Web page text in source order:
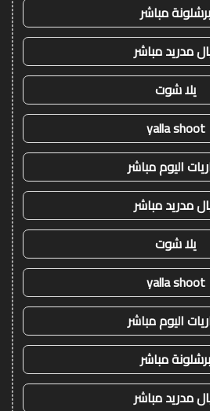
برشلونة مباشر
مدريد مباشر
يلا شوت
yalla shoot
اليوم مباشر
مدريد مباشر
يلا شوت
yalla shoot
اليوم مباشر
برشلونة مباشر
مدريد مباشر